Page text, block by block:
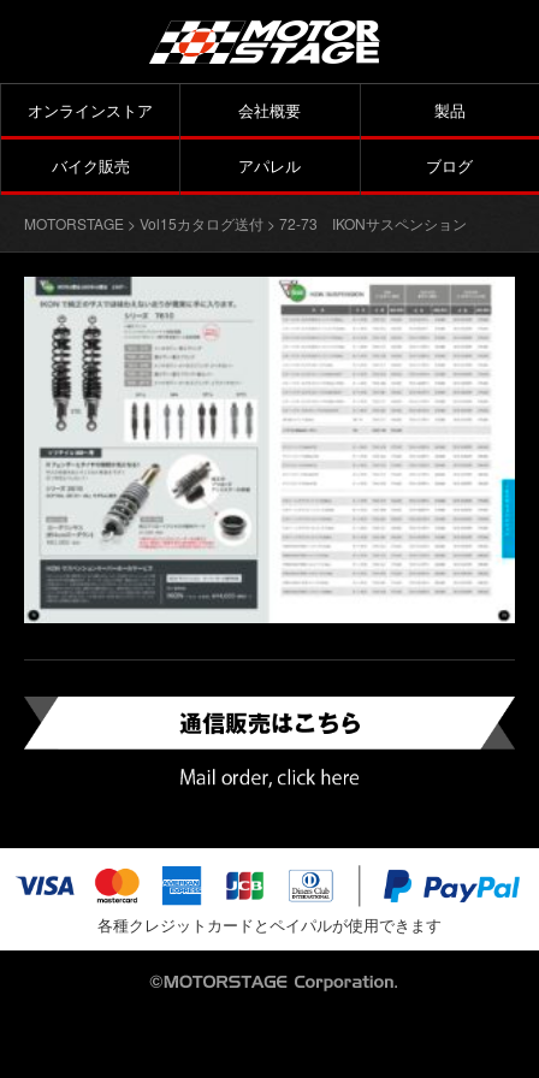
オンラインストア 会社概要 製品
バイク販売 アパレル ブログ
MOTORSTAGE > Vol15カタログ送付 > 72-73 IKONサスペンション
各種クレジットカードとペイパルが使用できます